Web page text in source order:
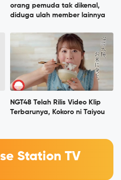
orang pemuda tak dikenal,
diduga ulah member lainnya
NGT48 Telah Rilis Video Klip
Terbarunya, Kokoro ni Taiyou
Station TV